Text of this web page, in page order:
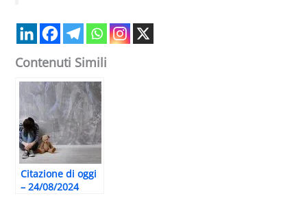
Contenuti Simili
Citazione di oggi
– 24/08/2024